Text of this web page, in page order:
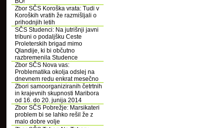
Zbor SČS Koroška vrata: Tudi v
Koroških vratih že razmišljali o
prihodnjih letih
SČS Studenci: Na jutrišnji javni
tribuni o podaljšku Ceste
Proleterskih brigad mimo
Qlandije, ki bi občutno
razbremenila Studence
Zbor SČS Nova vas:
Problematika okolja odslej na
dnevnem redu enkrat mesečno
Zbori samoorganiziranih četrtnih
in krajevnih skupnosti Maribora
od 16. do 20. junija 2014
Zbor SČS Pobrežje: Marsikateri
problem bi se lahko rešil že z
malo dobre volje